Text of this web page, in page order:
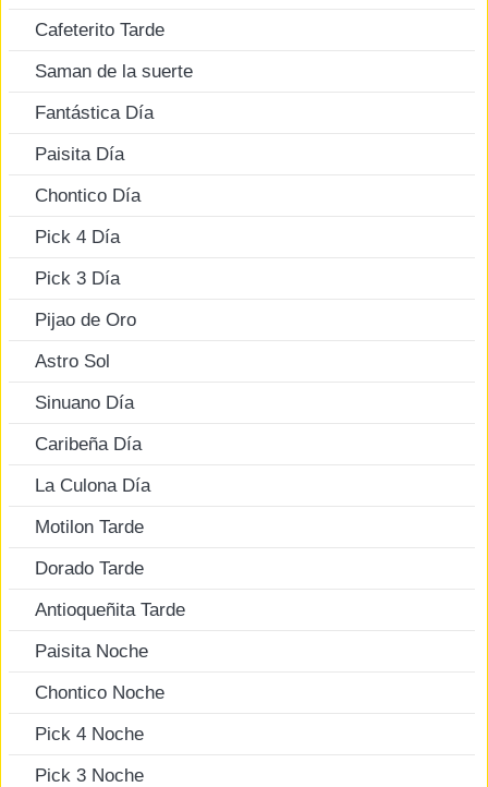
Cafeterito Tarde
Saman de la suerte
Fantástica Día
Paisita Día
Chontico Día
Pick 4 Día
Pick 3 Día
Pijao de Oro
Astro Sol
Sinuano Día
Caribeña Día
La Culona Día
Motilon Tarde
Dorado Tarde
Antioqueñita Tarde
Paisita Noche
Chontico Noche
Pick 4 Noche
Pick 3 Noche